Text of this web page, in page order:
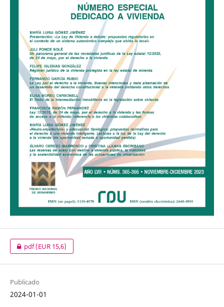
pdf(EUR 15,6)
Publicado
2024-01-01